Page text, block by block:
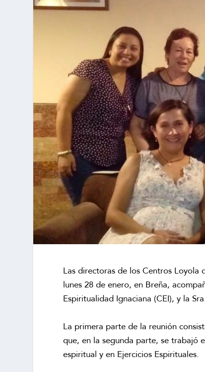
Las directoras de los Centros Loyola
lunes 28 de enero, en Breña,
Espiritualidad Ignaciana (CEI), y la
La primera parte de la reunión
que, en la segunda parte, se trabajó
espiritual y en Ejercicios Espirituales.